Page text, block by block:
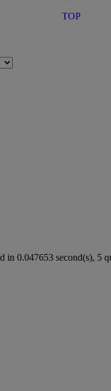
TOP
in 0.047653 second(s), 5